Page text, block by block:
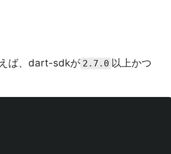
ば、dart-sdkが 2.7.0 以上かつ